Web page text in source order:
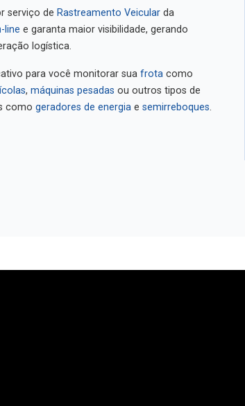
serviço de Rastreamento Veicular da
line e garanta maior visibilidade, gerando
logística.
para você monitorar sua frota como
máquinas pesadas ou outros tipos de
como geradores de energia e semirreboques